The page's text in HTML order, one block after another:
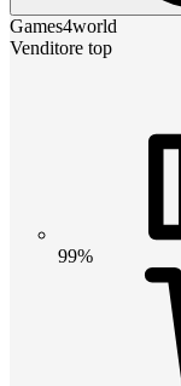
Games4world
Venditore top
99%